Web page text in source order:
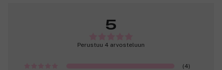
5
Perustuu 4 arvosteluun
(4)